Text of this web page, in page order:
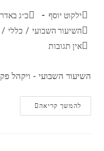
ילקוט יוסף
כ״ג באדר
השיעור השבועי / כללי /
אין תגובות
השיעור השבועי - ויקהל פקודי
להמשך קריאה